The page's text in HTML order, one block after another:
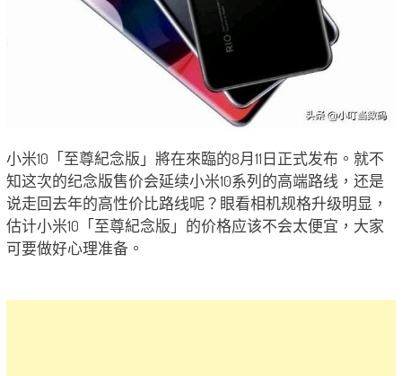
小米10「至尊紀念版」將在來臨的8月11日正式发布。就不
知这次的纪念版售价会延续小米10系列的高端路线，还是
说走回去年的高性价比路线呢？眼看相机规格升级明显，
估计小米10「至尊紀念版」的价格应该不会太便宜，大家
可要做好心理准备。